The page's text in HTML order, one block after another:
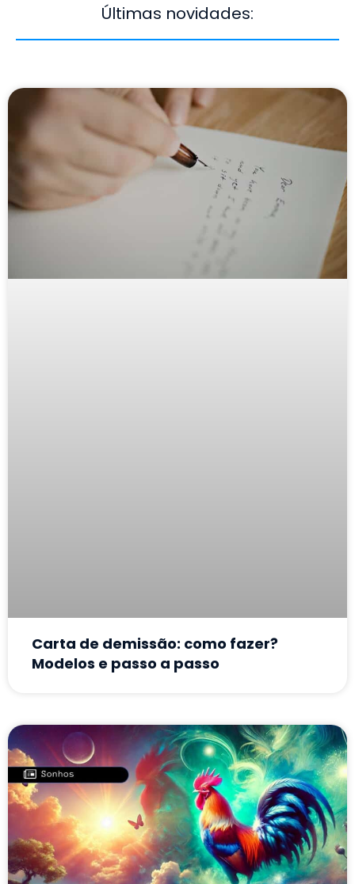
Últimas novidades:
Carta de demissão: como fazer?
Modelos e passo a passo